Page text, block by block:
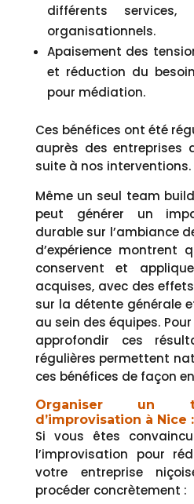
différents
organisationnels.
Apaisement des
et réduction du
pour médiation.
Ces bénéfices ont été
auprès des entreprises
suite à nos interventions.
Même un seul team
peut générer un
durable sur l’ambiance
d’expérience montrent
conservent et
acquises, avec des
sur la détente générale
au sein des équipes.
approfondir ces
régulières permettent
ces bénéfices de façon
Organiser un
d’improvisation à
Si vous êtes
l’improvisation pour
votre entreprise
procéder concrètement :